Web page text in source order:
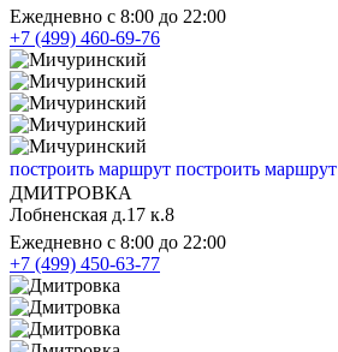
Ежедневно с 8:00 до 22:00
+7 (499) 460-69-76
построить маршрут построить маршрут
ДМИТРОВКА
Лобненская д.17 к.8
Ежедневно с 8:00 до 22:00
+7 (499) 450-63-77